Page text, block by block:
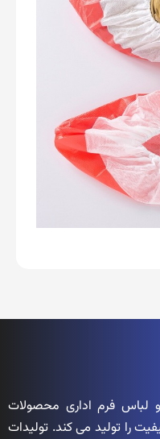
لباس فرم اداری محصولات
را تولید می کند. تولیدات